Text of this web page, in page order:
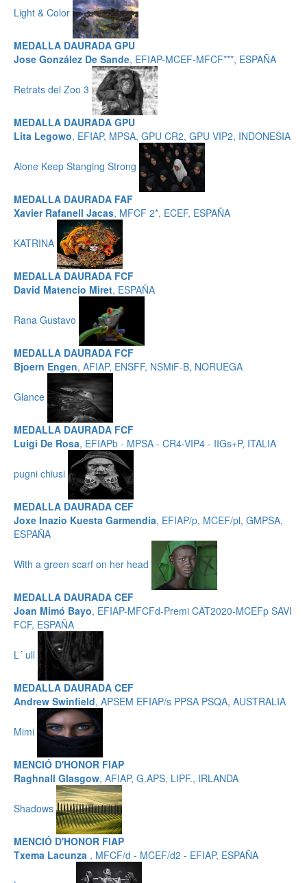
Light & Color
MEDALLA DAURADA GPU
Jose González De Sande, EFIAP-MCEF-MFCF***, ESPAÑA
Retrats del Zoo 3
MEDALLA DAURADA GPU
Lita Legowo, EFIAP, MPSA, GPU CR2, GPU VIP2, INDONESIA
Alone Keep Stanging Strong
MEDALLA DAURADA FAF
Xavier Rafanell Jacas, MFCF 2*, ECEF, ESPAÑA
KATRINA
MEDALLA DAURADA FCF
David Matencio Miret, ESPAÑA
Rana Gustavo
MEDALLA DAURADA FCF
Bjoern Engen, AFIAP, ENSFF, NSMiF-B, NORUEGA
Glance
MEDALLA DAURADA FCF
Luigi De Rosa, EFIAPb - MPSA - CR4-VIP4 - IIGs+P, ITALIA
pugni chiusi
MEDALLA DAURADA CEF
Joxe Inazio Kuesta Garmendia, EFIAP/p, MCEF/pl, GMPSA,
ESPAÑA
With a green scarf on her head
MEDALLA DAURADA CEF
Joan Mimó Bayo, EFIAP-MFCFd-Premi CAT2020-MCEFp SAVI
FCF, ESPAÑA
L´ ull
MEDALLA DAURADA CEF
Andrew Swinfield, APSEM EFIAP/s PPSA PSQA, AUSTRALIA
Mimi
MENCIÓ D'HONOR FIAP
Raghnall Glasgow, AFIAP, G.APS, LIPF., IRLANDA
Shadows
MENCIÓ D'HONOR FIAP
Txema Lacunza , MFCF/d - MCEF/d2 - EFIAP, ESPAÑA